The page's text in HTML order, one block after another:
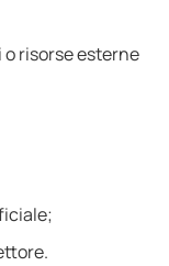
risorse esterne